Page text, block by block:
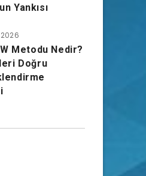
Yankısı
Metodu Nedir?
Doğru